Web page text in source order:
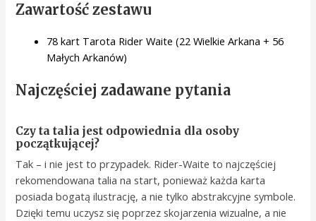
Zawartość zestawu
78 kart Tarota Rider Waite (22 Wielkie Arkana + 56
Małych Arkanów)
Najczęściej zadawane pytania
Czy ta talia jest odpowiednia dla osoby
początkującej?
Tak – i nie jest to przypadek. Rider-Waite to najczęściej
rekomendowana talia na start, ponieważ każda karta
posiada bogatą ilustrację, a nie tylko abstrakcyjne symbole.
Dzięki temu uczysz się poprzez skojarzenia wizualne, a nie